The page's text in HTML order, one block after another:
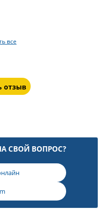
все
отзыв
СВОЙ ВОПРОС?